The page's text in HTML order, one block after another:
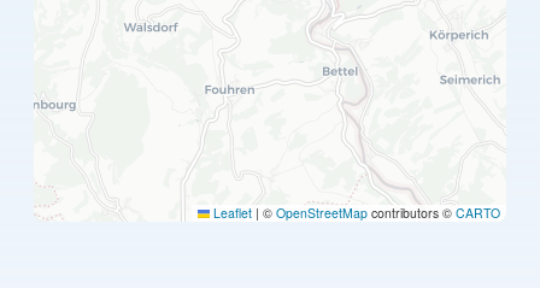
Leaflet | © OpenStreetMap contributors © CARTO